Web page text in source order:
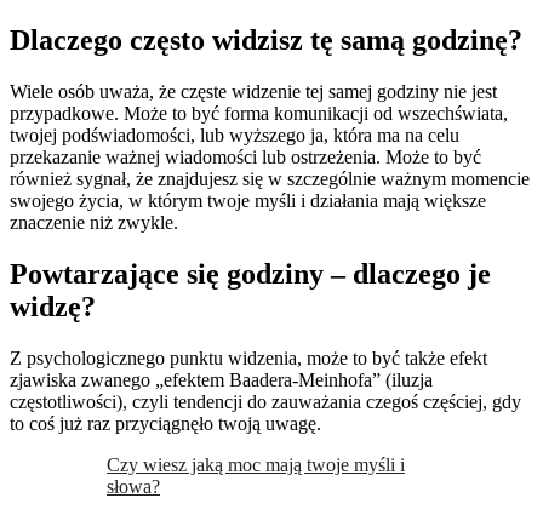
Dlaczego często widzisz tę samą godzinę?
Wiele osób uważa, że częste widzenie tej samej godziny nie jest
przypadkowe. Może to być forma komunikacji od wszechświata,
twojej podświadomości, lub wyższego ja, która ma na celu
przekazanie ważnej wiadomości lub ostrzeżenia. Może to być
również sygnał, że znajdujesz się w szczególnie ważnym momencie
swojego życia, w którym twoje myśli i działania mają większe
znaczenie niż zwykle.
Powtarzające się godziny– dlaczego je
widzę?
Z psychologicznego punktu widzenia, może to być także efekt
zjawiska zwanego „efektem Baadera-Meinhofa” (iluzja
częstotliwości), czyli tendencji do zauważania czegoś częściej, gdy
to coś już raz przyciągnęło twoją uwagę.
Czy wiesz jaką moc mają twoje myśli i
słowa?